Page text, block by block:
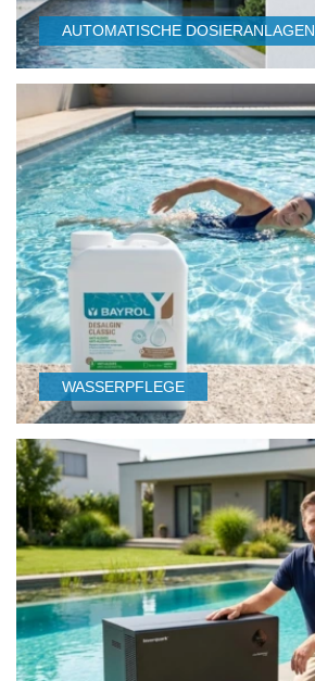
AUTOMATISCHE DOSIERANLAGEN
WASSERPFLEGE